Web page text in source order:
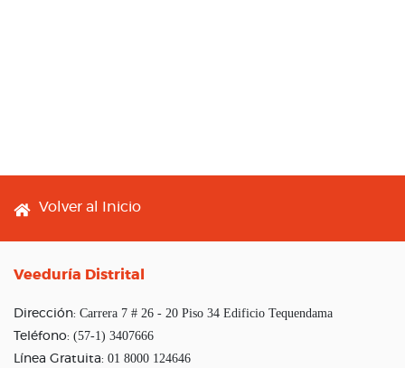
Footer menu
Volver al Inicio
Veeduría Distrital
Dirección: Carrera 7 # 26 - 20 Piso 34 Edificio Tequendama
Teléfono: (57-1) 3407666
Línea Gratuita: 01 8000 124646